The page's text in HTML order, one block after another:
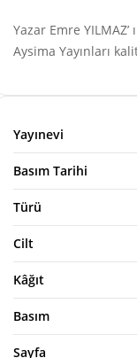
Yazar Emre YILMAZ’
Aysima Yayınları
Yayınevi
Basım Tarihi
Türü
Cilt
Kâğıt
Basım
Sayfa